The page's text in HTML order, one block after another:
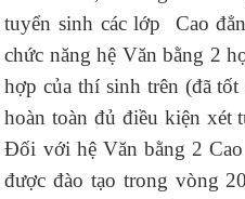
tuyển sinh các lớp Cao
chức năng hệ Văn bằng 2
hợp của thí sinh trên (đã
hoàn toàn đủ điều kiện xét
Đối với hệ Văn bằng 2
được đào tạo trong vòng